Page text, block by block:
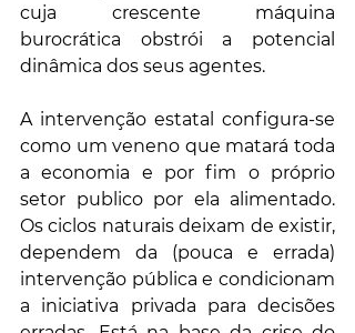
cuja crescente máquina
burocrática obstrói a potencial
dinâmica dos seus agentes.
A intervenção estatal configura-se
como um veneno que matará toda
a economia e por fim o próprio
setor publico por ela alimentado.
Os ciclos naturais deixam de existir,
dependem da (pouca e errada)
intervenção pública e condicionam
a iniciativa privada para decisões